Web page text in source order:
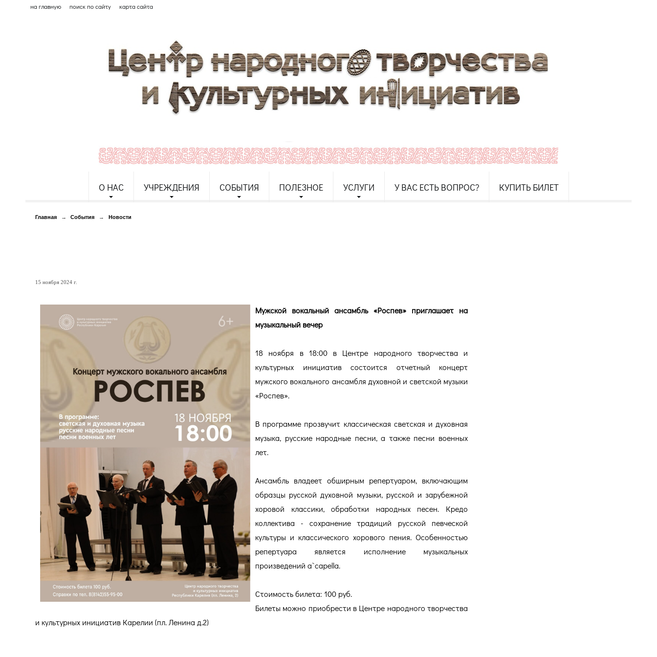
на главную поиск по сайту карта сайта
О НАС УЧРЕЖДЕНИЯ СОБЫТИЯ ПОЛЕЗНОЕ УСЛУГИ У ВАС ЕСТЬ ВОПРОС? КУПИТЬ БИЛЕТ
Главная → События → Новости
15 ноября 2024 г.
Мужской вокальный ансамбль «Роспев» приглашает на
музыкальный вечер
18 ноября в 18:00 в Центре народного творчества и
культурных инициатив состоится отчетный концерт
мужского вокального ансамбля духовной и светской музыки
«Роспев».
В программе прозвучит классическая светская и духовная
музыка, русские народные песни, а также песни военных
лет.
Ансамбль владеет обширным репертуаром, включающим
образцы русской духовной музыки, русской и зарубежной
хоровой классики, обработки народных песен. Кредо
коллектива - сохранение традиций русской певческой
культуры и классического хорового пения. Особенностью
репертуара является исполнение музыкальных
произведений а`capella.
Стоимость билета: 100 руб.
Билеты можно приобрести в Центре народного творчества
и культурных инициатив Карелии (пл. Ленина д.2)